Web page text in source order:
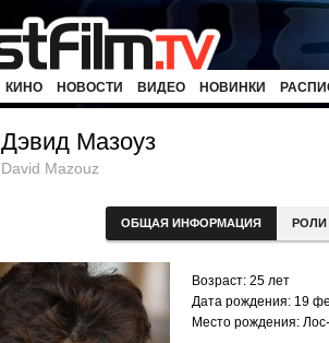
КИНО НОВОСТИ ВИДЕО НОВИНКИ
Дэвид Мазоуз
David Mazouz
ОБЩАЯ ИНФОРМАЦИЯ РОЛИ
Возраст: 25 лет
Дата рождения: 19
Место рождения: